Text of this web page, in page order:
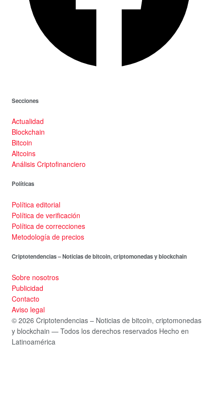
Secciones
Actualidad
Blockchain
Bitcoin
Altcoins
Análisis Criptofinanciero
Políticas
Política editorial
Política de verificación
Política de correcciones
Metodología de precios
Criptotendencias – Noticias de bitcoin, criptomonedas y blockchain
Sobre nosotros
Publicidad
Contacto
Aviso legal
© 2026 Criptotendencias – Noticias de bitcoin, criptomonedas
y blockchain — Todos los derechos reservados Hecho en
Latinoamérica